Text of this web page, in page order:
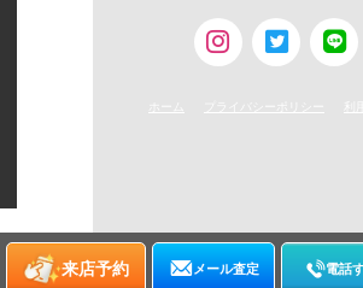
来店予約 メール査定 電話